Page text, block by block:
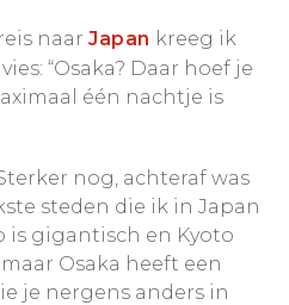
naar Japan kreeg ik
“Osaka? Daar hoef je
één nachtje is
nog, achteraf was
steden die ik in Japan
is gigantisch en Kyoto
Osaka heeft een
je nergens anders in